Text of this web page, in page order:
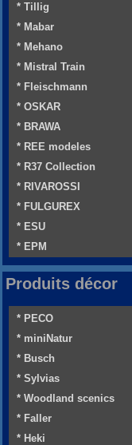
* Tillig
* Mabar
* Mehano
* Mistral Train
* Fleischmann
* OSKAR
* BRAWA
* REE modeles
* R37 Collection
* RIVAROSSI
* FULGUREX
* ESU
* EPM
Produits décor
* PECO
* miniNatur
* Busch
* Sylvias
* Woodland scenics
* Faller
* Heki